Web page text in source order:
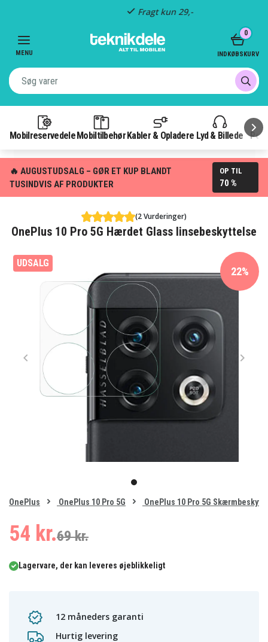
Fragt kun 29,-
MENU
Mobilreservedele Mobiltilbehør Kabler & Opladere Lyd & Billede
0
INDKØBSKURV
🔥 AUGUSTUDSALG – GØR ET KUP BLANDT
TUSINDVIS AF PRODUKTER
OP TIL
70 %
(2 Vurderinger)
OnePlus 10 Pro 5G Hærdet Glass linsebeskyttelse
UDSALG
item
0
of
OnePlus OnePlus 10 Pro 5G OnePlus 10 Pro 5G
22%
54 kr.69 kr.
Lagervare, der kan leveres øjeblikkeligt
12 måneders garanti
Hurtig levering